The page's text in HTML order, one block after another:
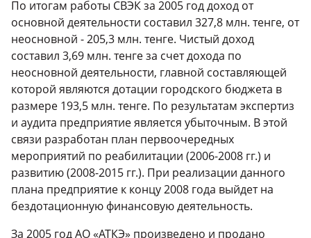
По итогам работы СВЭК за 2005 год доход от
основной деятельности составил 327,8 млн. тенге, от
неосновной - 205,3 млн. тенге. Чистый доход
составил 3,69 млн. тенге за счет дохода по
неосновной деятельности, главной составляющей
которой являются дотации городского бюджета в
размере 193,5 млн. тенге. По результатам экспертиз
и аудита предприятие является убыточным. В этой
связи разработан план первоочередных
мероприятий по реабилитации (2006-2008 гг.) и
развитию (2008-2015 гг.). При реализации данного
плана предприятие к концу 2008 года выйдет на
бездотационную финансовую деятельность.
За 2005 год АО «АТКЭ» произведено и продано